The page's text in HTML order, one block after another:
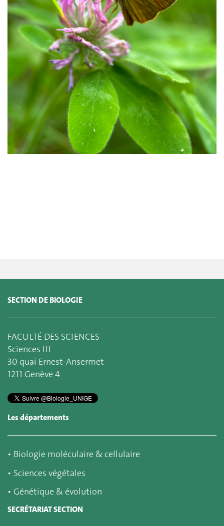
SECTION DE BIOLOGIE
FACULTÉ DES SCIENCES
Sciences III
30 quai Ernest-Ansermet
1211 Genève 4
Les départements
▪ Biologie moléculaire & cellulaire
▪ Sciences végétales
▪ Génétique & évolution
SECRÉTARIAT SECTION